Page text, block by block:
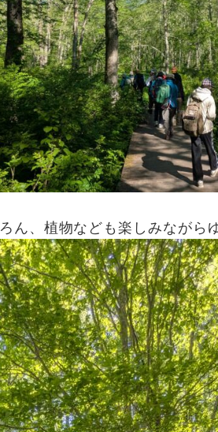
ん、植物なども楽しみながら